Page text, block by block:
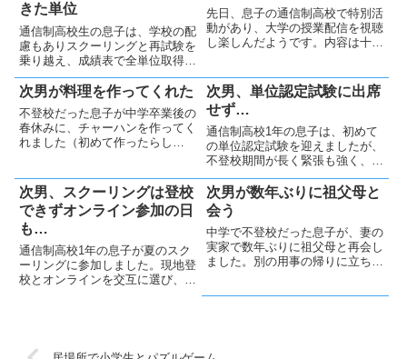
きた単位
通信制高校生の息子は、学校の配
慮もありスクーリングと再試験を
乗り越え、成績表で全単位取得が
確認でき、親として安堵しまし
た。単位を取得できたのは良かっ
あったので、来年度も続けられる
か近いうちに本人に確認しようと
思っています。
先日、息子の通信制高校で特別活
動があり、大学の授業配信を視聴
し楽しんだようです。内容は十分
した。
次男が料理を作ってくれた
不登校だった息子が中学卒業後の
春休みに、チャーハンを作ってく
れました（初めて作ったらし
なりました。妻も帰宅後にそのチ
ャーハンを食べて感激していまし
た。
次男、単位認定試験に出席
せず…
通信制高校1年の息子は、初めて
の単位認定試験を迎えましたが、
不登校期間が長く緊張も強く、当
日行くことができませんでした。
本人は卒業を望んでおり、親とし
て悩ましい状況です。
次男、スクーリングは登校
できずオンライン参加の日
も…
通信制高校1年の息子が夏のスク
ーリングに参加しました。現地登
校とオンラインを交互に選び、自
次男が数年ぶりに祖父母と
会う
中学で不登校だった息子が、妻の
実家で数年ぶりに祖父母と再会し
ました。別の用事の帰りに立ち寄